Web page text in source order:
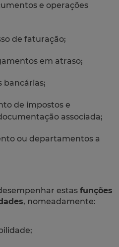
e operações
de faturação;
em atraso;
bancárias;
de impostos e
associada;
ou departamentos a
estas funções
, nomeadamente: